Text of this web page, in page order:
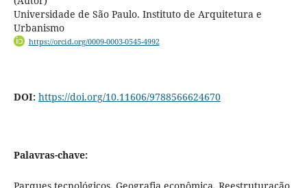
Universidade de São Paulo. Instituto de Arquitetura e
Urbanismo
https://orcid.org/0009-0003-0545-4992
DOI: https://doi.org/10.11606/9788566624670
Palavras-chave: